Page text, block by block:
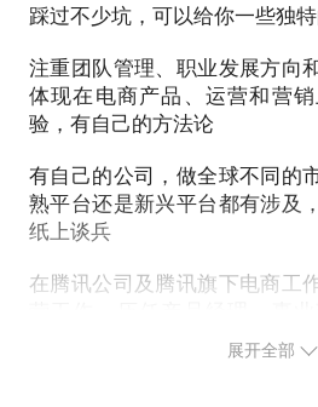
我拥有十多年国内到国外的电
商产品、运营和推广具备实战
均有长期关注，同时对全球的
的涉及和见解
销团队，能根据个人特点给出
问题不是真正的问题，而我能
正的问题
4、如何找到靠谱的平台招商经
进入到全流程的运营
的
1、我们现在做的速度慢，效果
2、除了上品，好像没有什么地
流量
踩过不少坑，可以给你一些独
注重团队管理、职业发展方向
体现在电商产品、运营和营
验，有自己的方法论
有自己的公司，做全球不同的
熟平台还是新兴平台都有涉及
纸上谈兵
在腾讯公司及腾讯旗下电商工
品、运营及供应链有比较广泛的
展开全部